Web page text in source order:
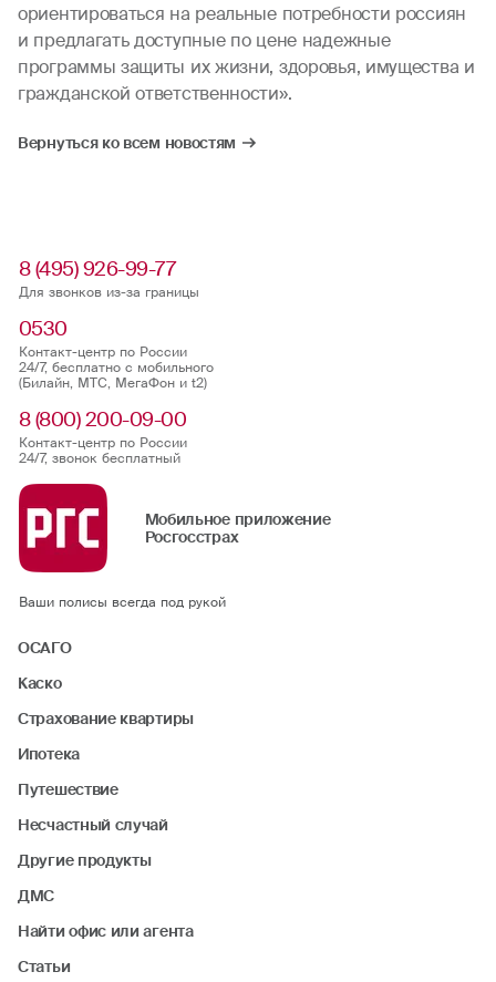
ориентироваться на реальные потребности россиян
и предлагать доступные по цене надежные
программы защиты их жизни, здоровья, имущества и
гражданской ответственности».
Вернуться ко всем новостям
8 (495) 926-99-77
Для звонков из-за границы
0530
Контакт-центр по России
24/7, бесплатно с мобильного
(Билайн, МТС, МегаФон и t2)
8 (800) 200-09-00
Контакт-центр по России
24/7, звонок бесплатный
Мобильное приложение
Росгосстрах
Ваши полисы всегда под рукой
ОСАГО
Каско
Страхование квартиры
Ипотека
Путешествие
Несчастный случай
Другие продукты
ДМС
Найти офис или агента
Статьи